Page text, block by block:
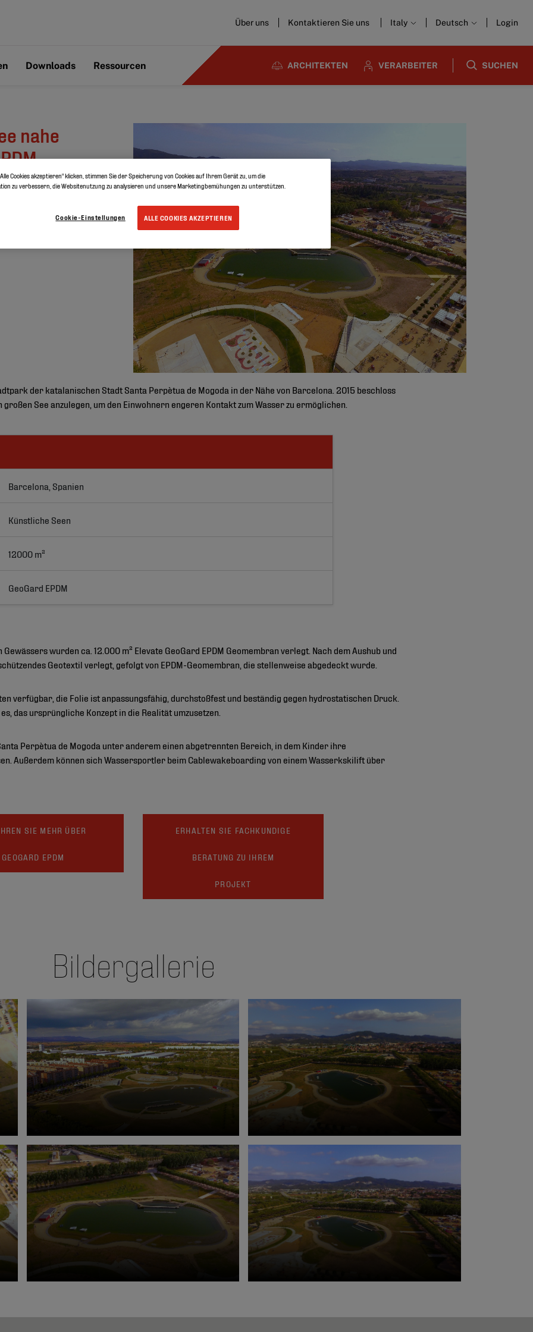
Über uns Kontaktieren Sie uns Italy Deutsch Login
Downloads Ressourcen ARCHITEKTEN VERARBEITER SUCHEN
nahe
der katalanischen Stadt Santa Perpètua de Mogoda in der Nähe von Barcelona. 2015 beschloss
See anzulegen, um den Einwohnern engeren Kontakt zum Wasser zu ermöglichen.
Barcelona, Spanien
Künstliche Seen
12000 m²
GeoGard EPDM
wurden ca. 12.000 m² Elevate GeoGard EPDM Geomembran verlegt. Nach dem Aushub und
Geotextil verlegt, gefolgt von EPDM-Geomembran, die stellenweise abgedeckt wurde.
verfügbar, die Folie ist anpassungsfähig, durchstoßfest und beständig gegen hydrostatischen Druck.
das ursprüngliche Konzept in die Realität umzusetzen.
Perpètua de Mogoda unter anderem einen abgetrennten Bereich, in dem Kinder ihre
Außerdem können sich Wassersportler beim Cablewakeboarding von einem Wasserkskilift über
SIE MEHR ÜBER
GEOGARD EPDM
ERHALTEN SIE FACHKUNDIGE
BERATUNG ZU IHREM
PROJEKT
Bildergallerie
Cookies akzeptieren“ klicken, stimmen Sie der Speicherung von Cookies auf Ihrem Gerät zu, um die
zu verbessern, die Websitenutzung zu analysieren und unsere Marketingbemühungen zu unterstützen.
ALLE COOKIES AKZEPTIEREN
Cookie-Einstellungen